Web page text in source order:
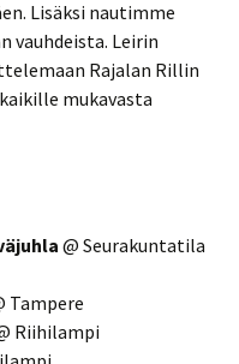
Lisäksi nautimme
vauhdeista. Leirin
Rajalan Rillin
mukavasta
@ Seurakuntatila
Tampere
Riihilampi